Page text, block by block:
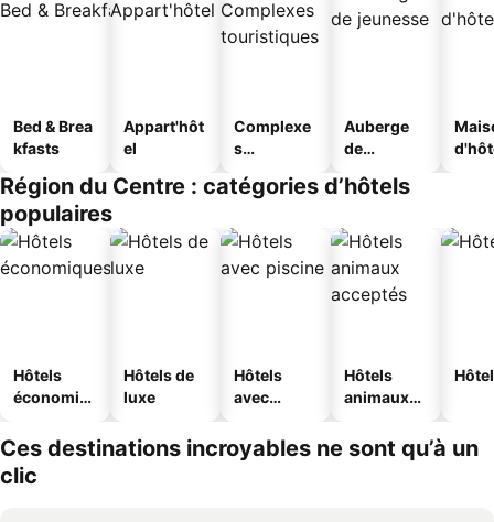
Bed & Brea
kfasts
Appart'hôt
el
Complexe
s
s
Auberge
de
Région du Centre : catégories d’hôtels
populaires
Hôtels
économiq
Hôtels de
luxe
Hôtels
avec
Hôtels
animaux
Ces destinations incroyables ne sont qu’à un
clic